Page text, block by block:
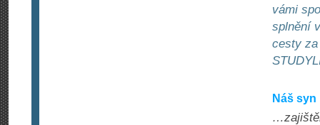
vámi
splnění
cesty za
Náš